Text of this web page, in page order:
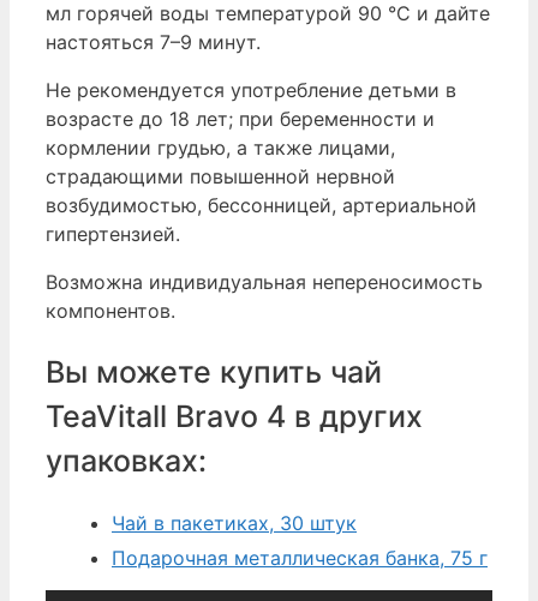
мл горячей воды температурой 90 °C и дайте
настояться 7–9 минут.
Не рекомендуется употребление детьми в
возрасте до 18 лет; при беременности и
кормлении грудью, а также лицами,
страдающими повышенной нервной
возбудимостью, бессонницей, артериальной
гипертензией.
Возможна индивидуальная непереносимость
компонентов.
Вы можете купить чай
TeaVitall Bravo 4 в других
упаковках:
Чай в пакетиках, 30 штук
Подарочная металлическая банка, 75 г